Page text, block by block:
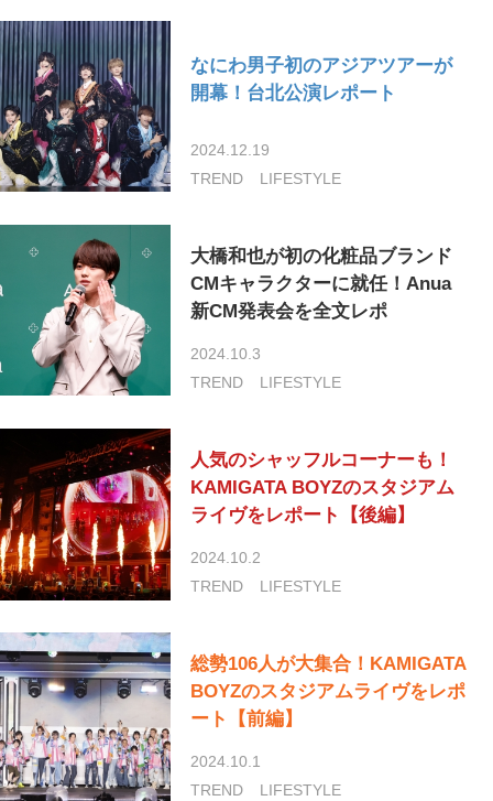
なにわ男子初のアジアツアーが
開幕！台北公演レポート
2024.12.19
TREND
LIFESTYLE
大橋和也が初の化粧品ブランド
CMキャラクターに就任！Anua
新CM発表会を全文レポ
2024.10.3
TREND
LIFESTYLE
人気のシャッフルコーナーも！
KAMIGATA BOYZのスタジアム
ライヴをレポート【後編】
2024.10.2
TREND
LIFESTYLE
総勢106人が大集合！KAMIGATA
BOYZのスタジアムライヴをレポ
ート【前編】
2024.10.1
TREND
LIFESTYLE